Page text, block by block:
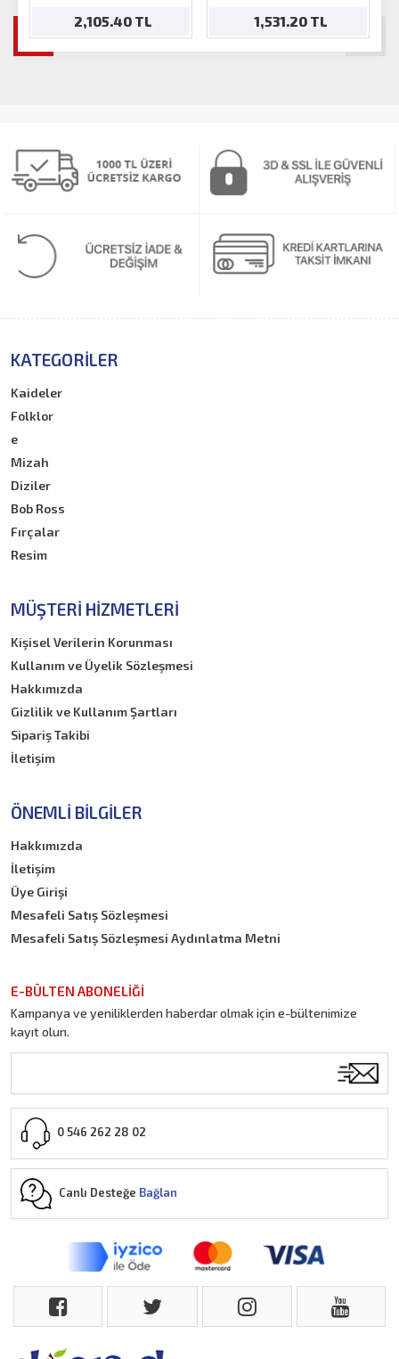
2,105.40 TL 1,531.20 TL
KATEGORILER
Kaideler
Folklor
e
Mizah
Diziler
Bob Ross
Fırçalar
Resim
MÜŞTERI HIZMETLERI
Kişisel Verilerin Korunması
Kullanım ve Üyelik Sözleşmesi
Hakkımızda
Gizlilik ve Kullanım Şartları
Sipariş Takibi
İletişim
ÖNEMLI BILGILER
Hakkımızda
İletişim
Üye Girişi
Mesafeli Satış Sözleşmesi
Mesafeli Satış Sözleşmesi Aydınlatma Metni
E-BÜLTEN ABONELİĞİ
Kampanya ve yeniliklerden haberdar olmak için e-bültenimize
kayıt olun.
0 546 262 28 02
Canlı Desteğe Bağlan